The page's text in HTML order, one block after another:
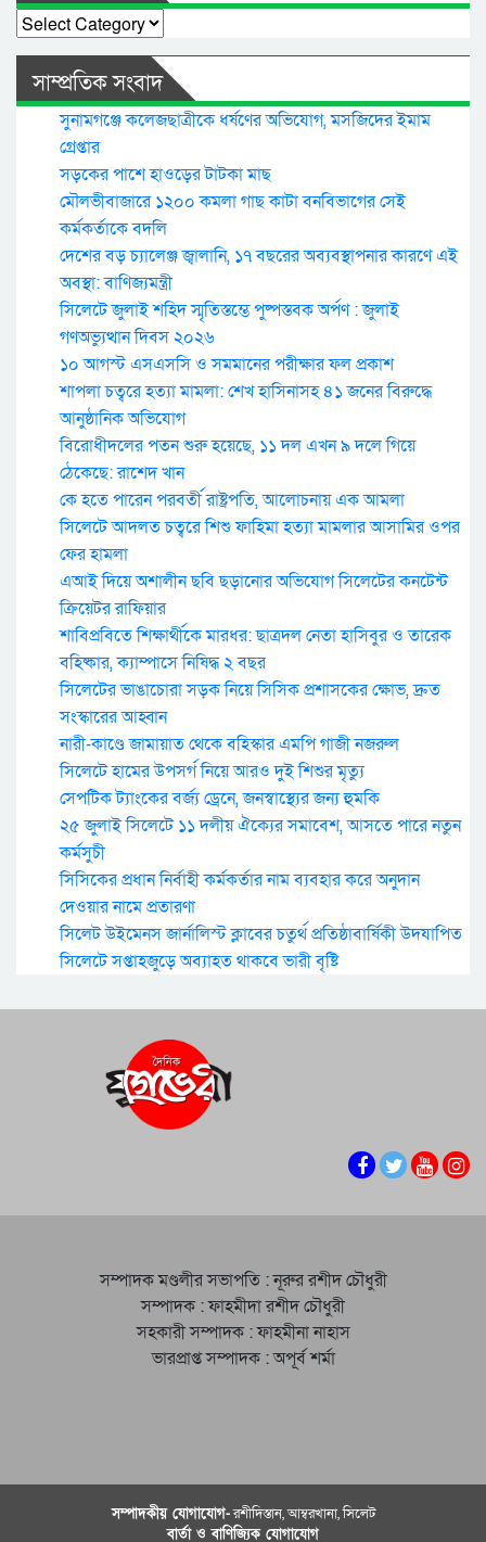
Categories
সাম্প্রতিক সংবাদ
সুনামগঞ্জে কলেজছাত্রীকে ধর্ষণের অভিযোগ, মসজিদের ইমাম
গ্রেপ্তার
সড়কের পাশে হাওড়ের টাটকা মাছ
মৌলভীবাজারে ১২০০ কমলা গাছ কাটা বনবিভাগের সেই
কর্মকর্তাকে বদলি
দেশের বড় চ্যালেঞ্জ জ্বালানি, ১৭ বছরের অব্যবস্থাপনার কারণে এই
অবস্থা: বাণিজ্যমন্ত্রী
সিলেটে জুলাই শহিদ স্মৃতিস্তম্ভে পুষ্পস্তবক অর্পণ : জুলাই
গণঅভ্যুত্থান দিবস ২০২৬
১০ আগস্ট এসএসসি ও সমমানের পরীক্ষার ফল প্রকাশ
শাপলা চত্বরে হত্যা মামলা: শেখ হাসিনাসহ ৪১ জনের বিরুদ্ধে
আনুষ্ঠানিক অভিযোগ
বিরোধীদলের পতন শুরু হয়েছে, ১১ দল এখন ৯ দলে গিয়ে
ঠেকেছে: রাশেদ খান
কে হতে পারেন পরবর্তী রাষ্ট্রপতি, আলোচনায় এক আমলা
সিলেটে আদলত চত্বরে শিশু ফাহিমা হত্যা মামলার আসামির ওপর
ফের হামলা
এআই দিয়ে অশালীন ছবি ছড়ানোর অভিযোগ সিলেটের কনটেন্ট
ক্রিয়েটর রাফিয়ার
শাবিপ্রবিতে শিক্ষার্থীকে মারধর: ছাত্রদল নেতা হাসিবুর ও তারেক
বহিষ্কার, ক্যাম্পাসে নিষিদ্ধ ২ বছর
সিলেটের ভাঙাচোরা সড়ক নিয়ে সিসিক প্রশাসকের ক্ষোভ, দ্রুত
সংস্কারের আহ্বান
নারী-কাণ্ডে জামায়াত থেকে বহিস্কার এমপি গাজী নজরুল
সিলেটে হামের উপসর্গ নিয়ে আরও দুই শিশুর মৃত্যু
সেপটিক ট্যাংকের বর্জ্য ড্রেনে, জনস্বাস্থ্যের জন্য হুমকি
২৫ জুলাই সিলেটে ১১ দলীয় ঐক্যের সমাবেশ, আসতে পারে নতুন
কর্মসুচী
সিসিকের প্রধান নির্বাহী কর্মকর্তার নাম ব্যবহার করে অনুদান
দেওয়ার নামে প্রতারণা
সিলেট উইমেনস জার্নালিস্ট ক্লাবের চতুর্থ প্রতিষ্ঠাবার্ষিকী উদযাপিত
সিলেটে সপ্তাহজুড়ে অব্যাহত থাকবে ভারী বৃষ্টি
সম্পাদক মণ্ডলীর সভাপতি : নূরুর রশীদ চৌধুরী
সম্পাদক : ফাহমীদা রশীদ চৌধুরী
সহকারী সম্পাদক : ফাহমীনা নাহাস
ভারপ্রাপ্ত সম্পাদক : অপূর্ব শর্মা
সম্পাদকীয় যােগাযোগ-রশীদিস্তান, আম্বরখানা, সিলেট
বার্তা ও বাণিজ্যিক যোগাযােগ